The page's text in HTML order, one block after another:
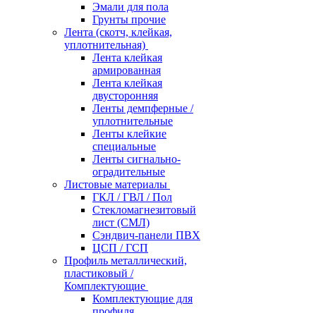
Эмали для пола
Грунты прочие
Лента (скотч, клейкая,
уплотнительная)
Лента клейкая
армированная
Лента клейкая
двусторонняя
Ленты демпферные /
уплотнительные
Ленты клейкие
специальные
Ленты сигнально-
оградительные
Листовые материалы
ГКЛ / ГВЛ / Пол
Стекломагнезитовый
лист (СМЛ)
Сэндвич-панели ПВХ
ЦСП / ГСП
Профиль металлический,
пластиковый /
Комплектующие
Комплектующие для